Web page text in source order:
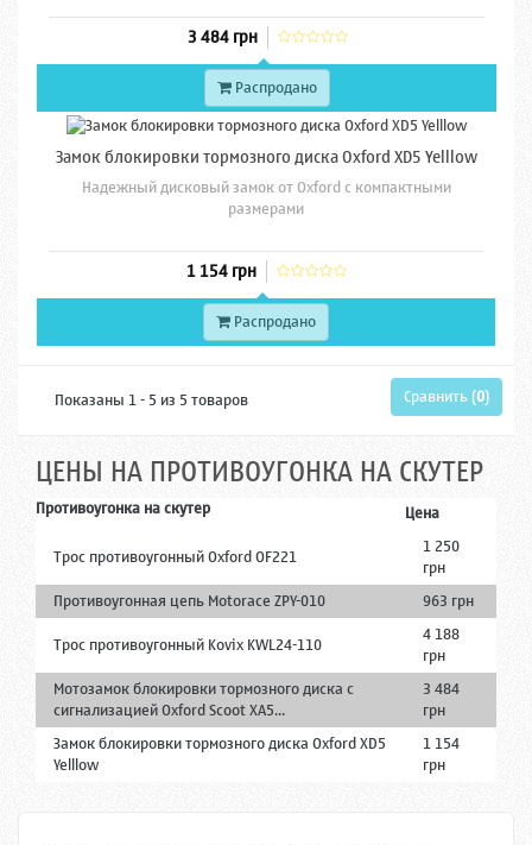
3 484 грн
Распродано
Замок блокировки тормозного диска Oxford XD5 Yelllow
Надежный дисковый замок от Oxford с компактными
размерами
1 154 грн
Распродано
Показаны 1 - 5 из 5 товаров Сравнить (0)
ЦЕНЫ НА ПРОТИВОУГОНКА НА СКУТЕР
Противоугонка на скутер
Цена
Трос противоугонный Oxford OF221
1 250
грн
Противоугонная цепь Motorace ZPY-010
963 грн
Трос противоугонный Kovix KWL24-110
4 188
грн
Мотозамок блокировки тормозного диска с
сигнализацией Oxford Scoot XA5...
3 484
грн
Замок блокировки тормозного диска Oxford XD5
Yelllow
1 154
грн